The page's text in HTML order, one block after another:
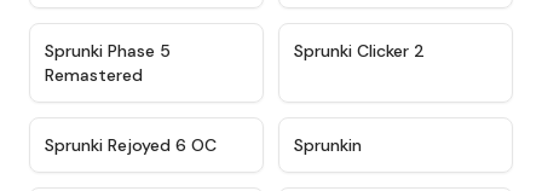
Sprunki Phase 5
Remastered
Sprunki Clicker 2
★ 4.4
Sprunki Rejoyed 6 OC Sprunkin